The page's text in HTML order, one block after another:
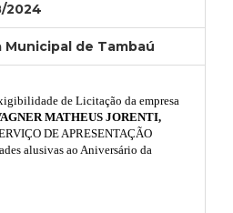
2024
de Tambaú
de Licitação da empresa
MATHEUS JORENTI,
DE APRESENTAÇÃO
alusivas ao Aniversário da